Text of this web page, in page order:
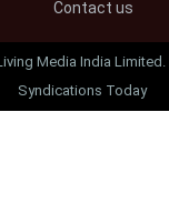
Contact us
Media India Limited.
Syndications Today